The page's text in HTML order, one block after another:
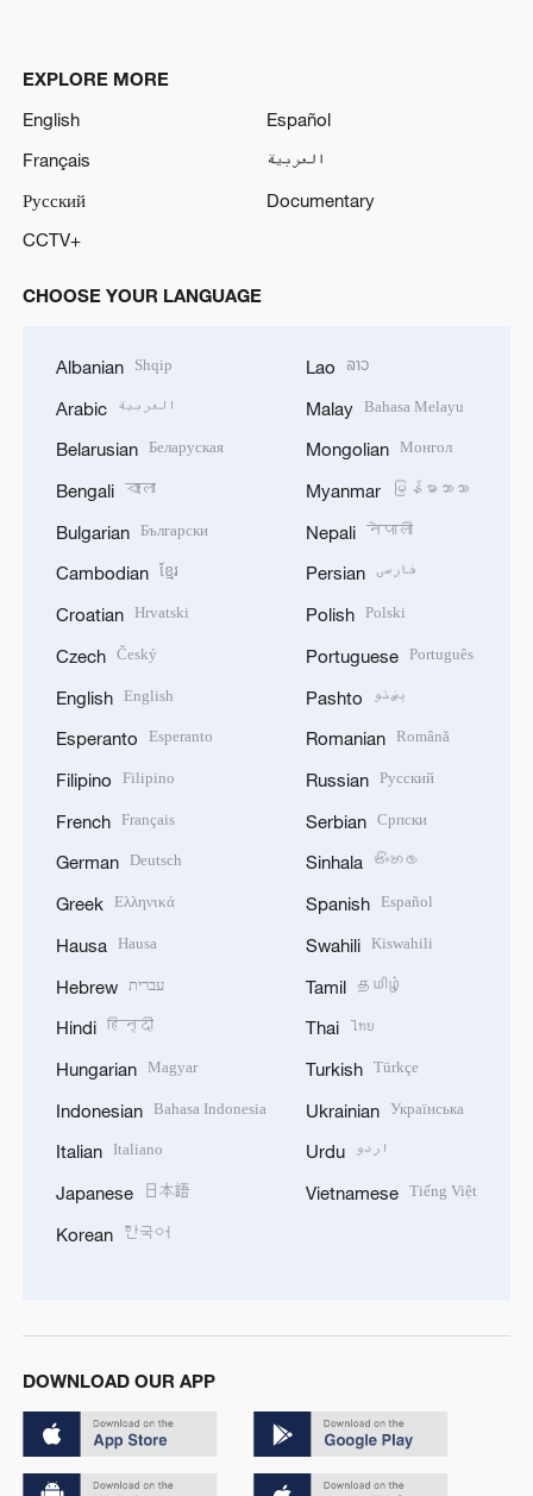
EXPLORE MORE
English
Español
Français
العربية
Русский
Documentary
CCTV+
CHOOSE YOUR LANGUAGE
Albanian Shqip
Arabic العربية
Belarusian Беларуская
Bengali বাংলা
Bulgarian Български
Cambodian ខ្មែរ
Croatian Hrvatski
Czech Český
English English
Esperanto Esperanto
Filipino Filipino
French Français
German Deutsch
Greek Ελληνικά
Hausa Hausa
Hebrew עברית
Hindi हिन्दी
Hungarian Magyar
Indonesian Bahasa Indonesia
Italian Italiano
Japanese 日本語
Korean 한국어
Lao ລາວ
Malay Bahasa Melayu
Mongolian Монгол
Myanmar မြန်မာဘာသာ
Nepali नेपाली
Persian فارسی
Polish Polski
Portuguese Português
Pashto پښتو
Romanian Română
Russian Русский
Serbian Српски
Sinhala සිංහල
Spanish Español
Swahili Kiswahili
Tamil தமிழ்
Thai ไทย
Turkish Türkçe
Ukrainian Українська
Urdu اردو
Vietnamese Tiếng Việt
DOWNLOAD OUR APP